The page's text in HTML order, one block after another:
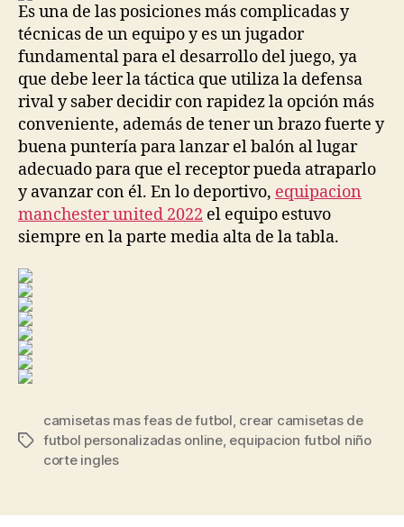
Es una de las posiciones más complicadas y
técnicas de un equipo y es un jugador
fundamental para el desarrollo del juego, ya
que debe leer la táctica que utiliza la defensa
rival y saber decidir con rapidez la opción más
conveniente, además de tener un brazo fuerte y
buena puntería para lanzar el balón al lugar
adecuado para que el receptor pueda atraparlo
y avanzar con él. En lo deportivo, equipacion
manchester united 2022 el equipo estuvo
siempre en la parte media alta de la tabla.
Etiquetas
camisetas mas feas de futbol, crear camisetas de
futbol personalizadas online, equipacion futbol niño
corte ingles